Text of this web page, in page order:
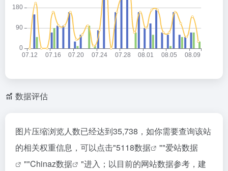
数据评估
图片压缩浏览人数已经达到35,738，如你需要查询该站
的相关权重信息，可以点击"5118数据 ""爱站数据
""Chinaz数据
"进入；以目前的网站数据参考，建